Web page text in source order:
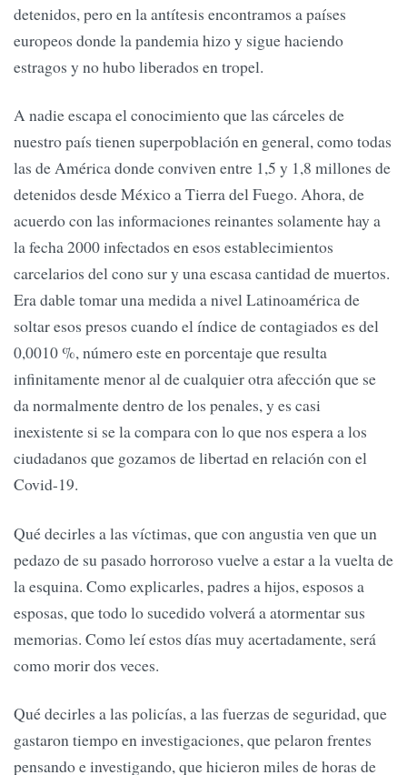
detenidos, pero en la antítesis encontramos a países
europeos donde la pandemia hizo y sigue haciendo
estragos y no hubo liberados en tropel.
A nadie escapa el conocimiento que las cárceles de
nuestro país tienen superpoblación en general, como todas
las de América donde conviven entre 1,5 y 1,8 millones de
detenidos desde México a Tierra del Fuego. Ahora, de
acuerdo con las informaciones reinantes solamente hay a
la fecha 2000 infectados en esos establecimientos
carcelarios del cono sur y una escasa cantidad de muertos.
Era dable tomar una medida a nivel Latinoamérica de
soltar esos presos cuando el índice de contagiados es del
0,0010 %, número este en porcentaje que resulta
infinitamente menor al de cualquier otra afección que se
da normalmente dentro de los penales, y es casi
inexistente si se la compara con lo que nos espera a los
ciudadanos que gozamos de libertad en relación con el
Covid-19.
Qué decirles a las víctimas, que con angustia ven que un
pedazo de su pasado horroroso vuelve a estar a la vuelta de
la esquina. Como explicarles, padres a hijos, esposos a
esposas, que todo lo sucedido volverá a atormentar sus
memorias. Como leí estos días muy acertadamente, será
como morir dos veces.
Qué decirles a las policías, a las fuerzas de seguridad, que
gastaron tiempo en investigaciones, que pelaron frentes
pensando e investigando, que hicieron miles de horas de